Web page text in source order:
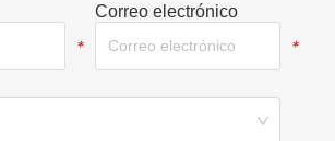
*
Correo electrónico
*